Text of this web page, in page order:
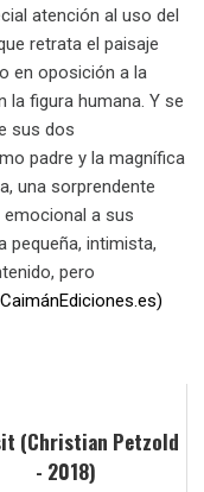
atención al uso del
retrata el paisaje
en oposición a la
la figura humana. Y se
sus dos
padre y la magnífica
una sorprendente
a sus
pequeña, intimista,
pero
(Christian Petzold
- 2018)